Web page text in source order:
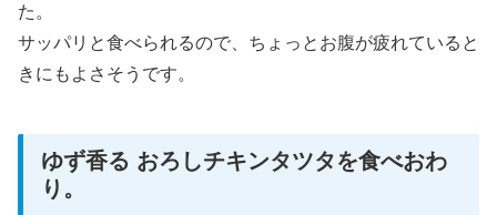
た。
サッパリと食べられるので、ちょっとお腹が疲れていると
きにもよさそうです。
ゆず香る おろしチキンタツタを食べおわ
り。